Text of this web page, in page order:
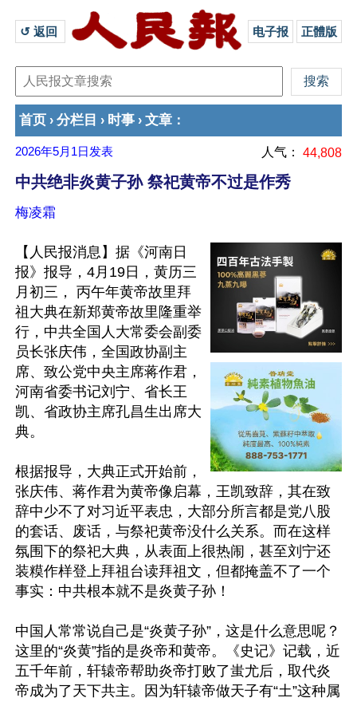
↺ 返回 电子报 正體版
首页 › 分栏目 › 时事 › 文章 ：
2026年5月1日 发表 人气： 44,808
中共绝非炎黄子孙 祭祀黄帝不过是作秀
梅凌霜
【人民报消息】据《河南日
报》报导，4月19日，黄历三
月初三， 丙午年黄帝故里拜
祖大典在新郑黄帝故里隆重举
行，中共全国人大常委会副委
员长张庆伟，全国政协副主
席、致公党中央主席蒋作君，
河南省委书记刘宁、省长王
凯、省政协主席孔昌生出席大
典。
根据报导，大典正式开始前，
张庆伟、蒋作君为黄帝像启幕，王凯致辞，其在致
辞中少不了对习近平表忠，大部分所言都是党八股
的套话、废话，与祭祀黄帝没什么关系。而在这样
氛围下的祭祀大典，从表面上很热闹，甚至刘宁还
装糢作样登上拜祖台读拜祖文，但都掩盖不了一个
事实：中共根本就不是炎黄子孙！
中国人常常说自己是“炎黄子孙”，这是什么意思呢？
这里的“炎黄”指的是炎帝和黄帝。《史记》记载，近
五千年前，轩辕帝帮助炎帝打败了蚩尤后，取代炎
帝成为了天下共主。因为轩辕帝做天子有“土”这种属